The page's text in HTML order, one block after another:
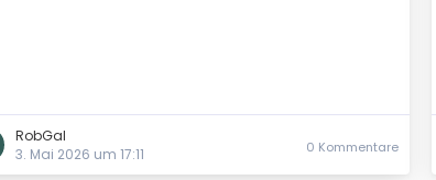
RobGal
3. Mai 2026 um 17:11
0 Kommentare